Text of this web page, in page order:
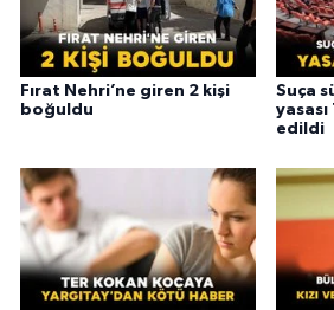
Fırat Nehri’ne giren 2 kişi
boğuldu
Suça
yasası
edildi